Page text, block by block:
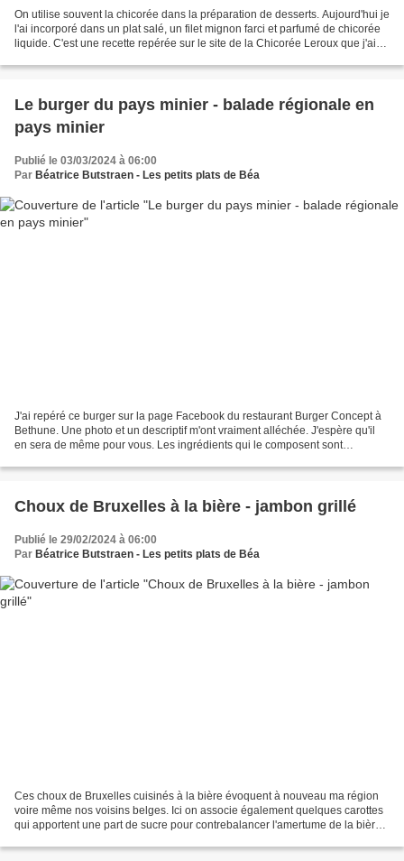
On utilise souvent la chicorée dans la préparation de desserts. Aujourd'hui je
l'ai incorporé dans un plat salé, un filet mignon farci et parfumé de chicorée
liquide. C'est une recette repérée sur le site de la Chicorée Leroux que j'ai
Le burger du pays minier - balade régionale en
pays minier
Publié le 03/03/2024 à 06:00
Par Béatrice Butstraen - Les petits plats de Béa
J'ai repéré ce burger sur la page Facebook du restaurant Burger Concept à
Bethune. Une photo et un descriptif m'ont vraiment alléchée. J'espère qu'il
en sera de même pour vous. Les ingrédients qui le composent sont
Choux de Bruxelles à la bière - jambon grillé
Publié le 29/02/2024 à 06:00
Par Béatrice Butstraen - Les petits plats de Béa
Ces choux de Bruxelles cuisinés à la bière évoquent à nouveau ma région
voire même nos voisins belges. Ici on associe également quelques carottes
qui apportent une part de sucre pour contrebalancer l'amertume de la bière.